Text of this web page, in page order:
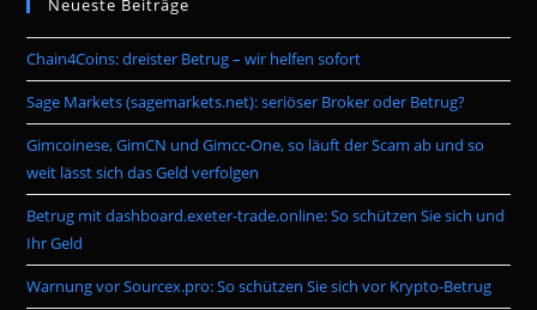
the
Neueste Beiträge
Chain4Coins: dreister Betrug – wir helfen sofort
Sage Markets (sagemarkets.net): seriöser Broker oder Betrug?
Gimcoinese, GimCN und Gimcc-One, so läuft der Scam ab und so
weit lässt sich das Geld verfolgen
Betrug mit dashboard.exeter-trade.online: So schützen Sie sich und
Ihr Geld
Warnung vor Sourcex.pro: So schützen Sie sich vor Krypto-Betrug